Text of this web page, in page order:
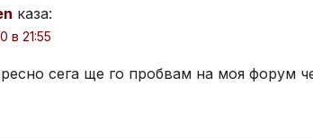
каза:
в 21:55
сега ще го пробвам на моя форум